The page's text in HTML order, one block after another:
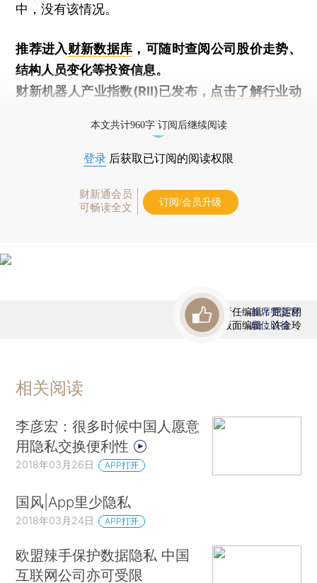
中，没有该情况。
推荐进入财新数据库 ，可随时查阅公司股价走势、
结构人员变化等投资信息。
财新机器人产业指数(RII)已发布， 点击了解行业动
本文共计960字 订阅后继续阅读
登录 后获取已订阅的阅读权限
财新通会员
可畅读全文
订阅/会员升级
责任编辑：屈运栩
版面编辑：许金玲
首席赞赏官
虚位以待
相关阅读
李彦宏：很多时候中国人愿意
用隐私交换便利性
2018年03月26日 APP打开
国风|App里少隐私
2018年03月24日 APP打开
欧盟辣手保护数据隐私 中国
互联网公司亦可受限